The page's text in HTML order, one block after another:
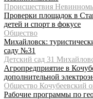
Происшествия
Проверки площадок в
детей и спорт в фокусе
Общество
Михайловск:
саду №31
Детский сад 31
Агропредприятие в
дополнительной
Общество Кочубеевский
Рабочие программы по